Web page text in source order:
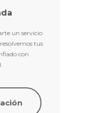
un servicio
tus
con